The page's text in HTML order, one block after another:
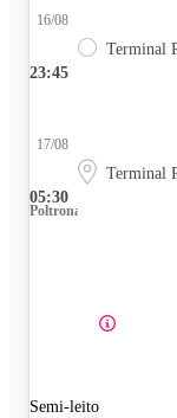
23:45
16/08
Terminal
05:30
17/08
Terminal
Poltrona
Semi-leito